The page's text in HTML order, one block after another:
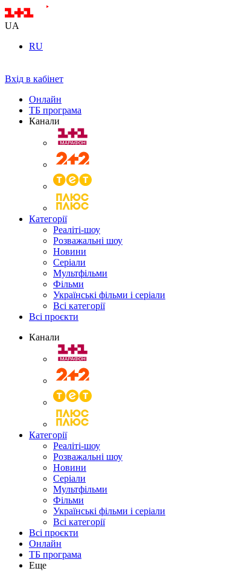
UA
RU
Вхід в кабінет
Онлайн
ТБ програма
Канали
Категорії
Реаліті-шоу
Розважальні шоу
Новини
Серіали
Мультфільми
Фільми
Українські фільми і серіали
Всі категорії
Всі проєкти
Канали
Категорії
Реаліті-шоу
Розважальні шоу
Новини
Серіали
Мультфільми
Фільми
Українські фільми і серіали
Всі категорії
Всі проєкти
Онлайн
ТБ програма
Еще